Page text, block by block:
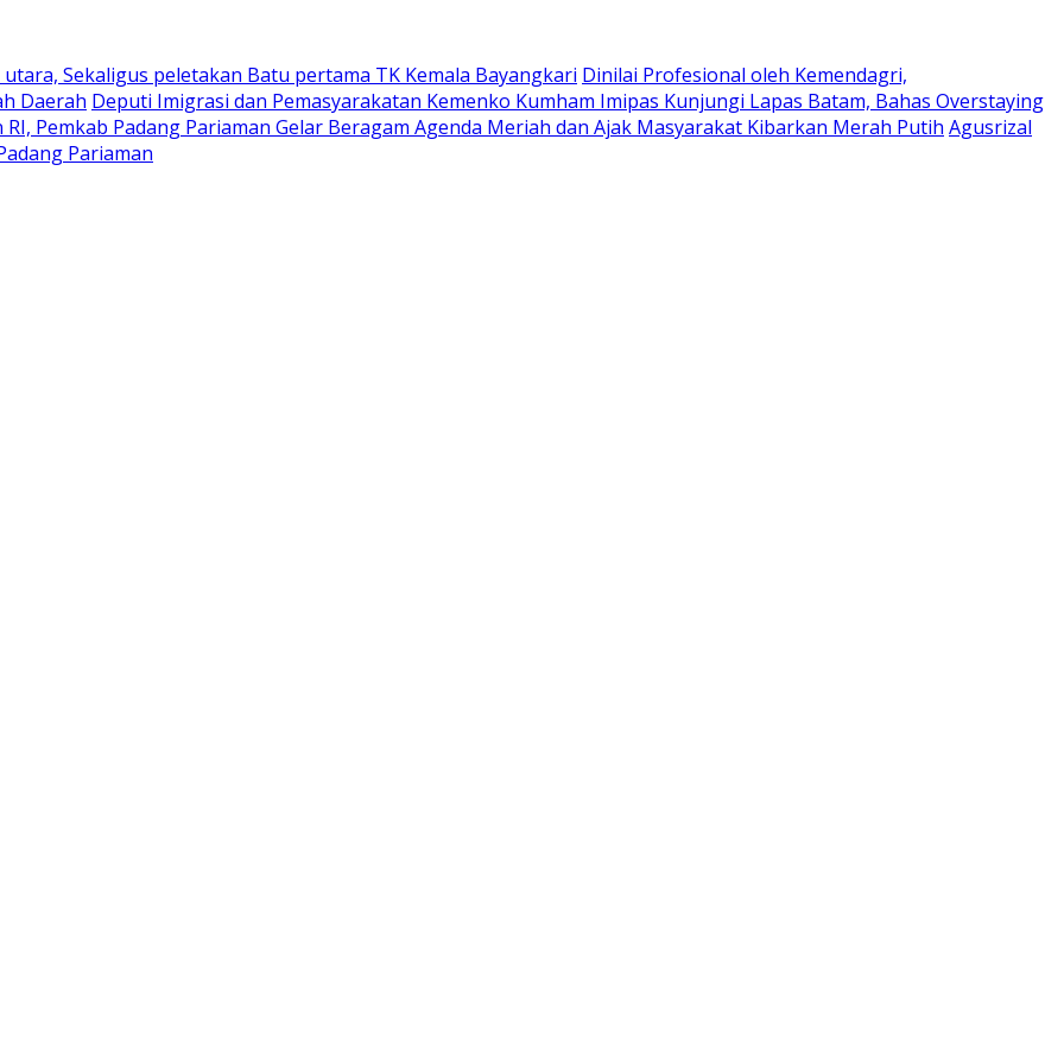
Sekaligus peletakan Batu pertama TK Kemala Bayangkari Dinilai Profesional oleh Kemendagri,
Daerah Deputi Imigrasi dan Pemasyarakatan Kemenko Kumham Imipas Kunjungi Lapas Batam, Bahas Overstaying
Pemkab Padang Pariaman Gelar Beragam Agenda Meriah dan Ajak Masyarakat Kibarkan Merah Putih Agusrizal
‎Pariaman